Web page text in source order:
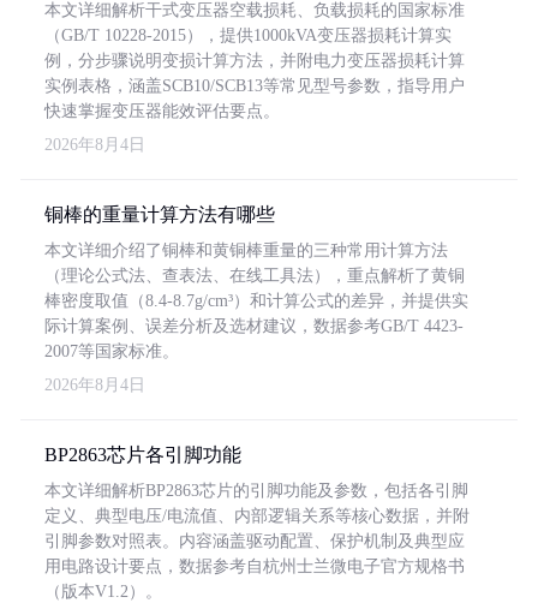
本文详细解析干式变压器空载损耗、负载损耗的国家标准
（GB/T 10228-2015），提供1000kVA变压器损耗计算实
例，分步骤说明变损计算方法，并附电力变压器损耗计算
实例表格，涵盖SCB10/SCB13等常见型号参数，指导用户
快速掌握变压器能效评估要点。
2026年8月4日
铜棒的重量计算方法有哪些
本文详细介绍了铜棒和黄铜棒重量的三种常用计算方法
（理论公式法、查表法、在线工具法），重点解析了黄铜
棒密度取值（8.4-8.7g/cm³）和计算公式的差异，并提供实
际计算案例、误差分析及选材建议，数据参考GB/T 4423-
2007等国家标准。
2026年8月4日
BP2863芯片各引脚功能
本文详细解析BP2863芯片的引脚功能及参数，包括各引脚
定义、典型电压/电流值、内部逻辑关系等核心数据，并附
引脚参数对照表。内容涵盖驱动配置、保护机制及典型应
用电路设计要点，数据参考自杭州士兰微电子官方规格书
（版本V1.2）。